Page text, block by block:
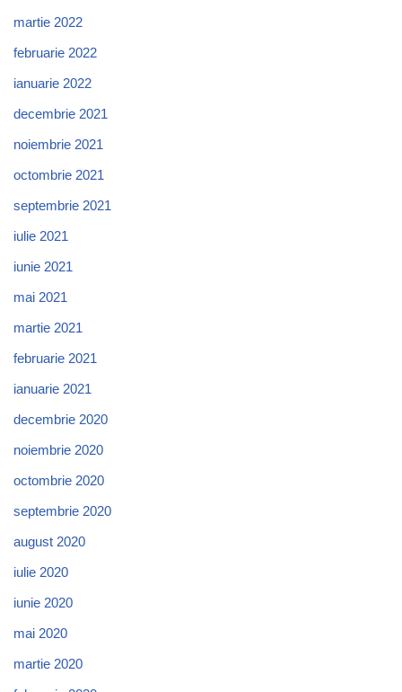
martie 2022
februarie 2022
ianuarie 2022
decembrie 2021
noiembrie 2021
octombrie 2021
septembrie 2021
iulie 2021
iunie 2021
mai 2021
martie 2021
februarie 2021
ianuarie 2021
decembrie 2020
noiembrie 2020
octombrie 2020
septembrie 2020
august 2020
iulie 2020
iunie 2020
mai 2020
martie 2020